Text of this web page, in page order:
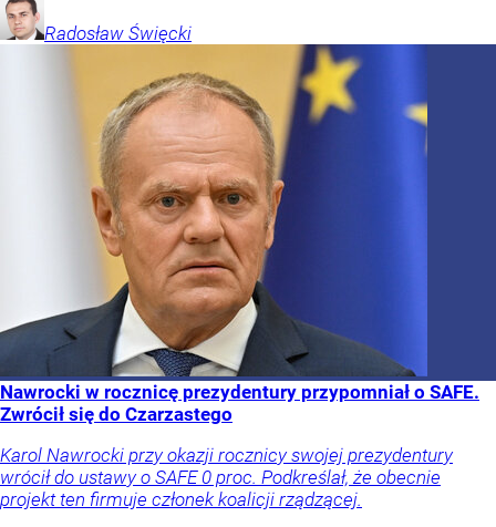
Radosław Święcki
Nawrocki w rocznicę prezydentury przypomniał o SAFE.
Zwrócił się do Czarzastego
Karol Nawrocki przy okazji rocznicy swojej prezydentury
wrócił do ustawy o SAFE 0 proc. Podkreślał, że obecnie
projekt ten firmuje członek koalicji rządzącej.